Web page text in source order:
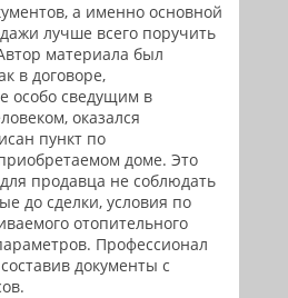
а именно основной
лучше всего поручить
материала был
в договоре,
особо сведущим в
оказался
пункт по
доме. Это
продавца не соблюдать
до сделки, условия по
отопительного
Профессионал
документы с